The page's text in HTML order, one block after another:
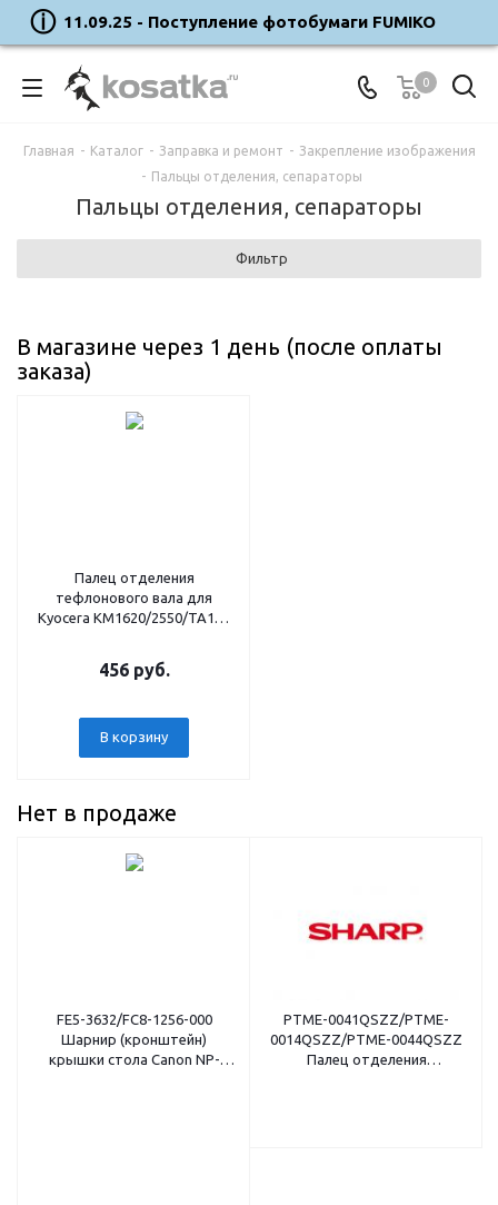
11.09.25 - Поступление фотобумаги FUMIKO
0
Главная - Каталог - Заправка и ремонт - Закрепление изображения
- Пальцы отделения, сепараторы
Пальцы отделения, сепараторы
Фильтр
В магазине через 1 день (после оплаты
заказа)
Палец отделения
тефлонового вала для
Kyocera KM1620/2550/TA181
456 руб.
В корзину
Нет в продаже
FE5-3632/FC8-1256-000
Шарнир (кронштейн)
крышки стола Canon NP-
PTME-0041QSZZ/PTME-
0014QSZZ/PTME-0044QSZZ
Палец отделения